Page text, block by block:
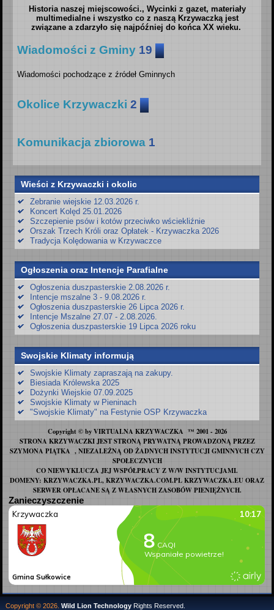
Wieści z Archidiecezji 12
Rada Parafialna
Wiadomości Oazowe 2
Wieści od Służby Liturgicznej Ołtarza
Informacje od i związane z
Służbą Liturgiczną Ołtarza z Krzywaczki
MSZE POGRZEBOWE - ZBIOROWE1
Historia oraz inne tematy związane z tym zagadnieniem
Transmisje TV 1
Materiały własne
7
Filmy z internertu
Historia naszej miejscowości., Wycinki z gazet, materiały
multimedialne i wszystko co z naszą Krzywaczką jest
związane a zdarzyło się najpóźniej do końca XX wieku.
Wiadomości z Gminy 19
Wiadomości pochodzące z źródeł Gminnych
Gmina - akcje społeczne
Okolice Krzywaczki 2
Akcje społeczne spoza gminy
Komunikacja zbiorowa 1
Wieści z Krzywaczki i okolic
Zebranie wiejskie 12.03.2026 r.
Koncert Kolęd 25.01.2026
Szczepienie psów i kotów przeciwko wściekliźnie
Orszak Trzech Króli oraz Opłatek - Krzywaczka 2026
Tradycja Kolędowania w Krzywaczce
Ogłoszenia oraz Intencje Parafialne
Ogłoszenia duszpasterskie 2.08.2026 r.
Intencje mszalne 3 - 9.08.2026 r.
Ogłoszenia duszpasterskie 26 Lipca 2026 r.
Intencje Mszalne 27.07 - 2.08.2026.
Ogłoszenia duszpasterskie 19 Lipca 2026 roku
Swojskie Klimaty informują
Swojskie Klimaty zapraszają na zakupy.
Biesiada Królewska 2025
Dożynki Wiejskie 07.09.2025
Swojskie Klimaty w Pieninach
"Swojskie Klimaty" na Festynie OSP Krzywaczka
Copyright © by VIRTUALNA KRZYWACZKA ™ 2001 - 2026
STRONA KRZYWACZKI JEST STRONĄ PRYWATNĄ PROWADZONĄ PRZEZ
SZYMONA PIĄTKA , NIEZALEŻNĄ OD ŻADNYCH INSTYTUCJI GMINNYCH CZY
SPOŁECZNYCH
CO NIEWYKLUCZA JEJ WSPÓŁPRACY Z W/W INSTYTUCJAMI.
DOMENY: KRZYWACZKA.PL, KRZYWACZKA.COM.PL KRZYWACZKA.EU ORAZ
SERWER OPŁACANE SĄ Z WŁASNYCH ZASOBÓW PIENIĘŻNYCH.
Zanieczyszczenie
Copyright © 2026. Wild Lion TechnologyRights Reserved.